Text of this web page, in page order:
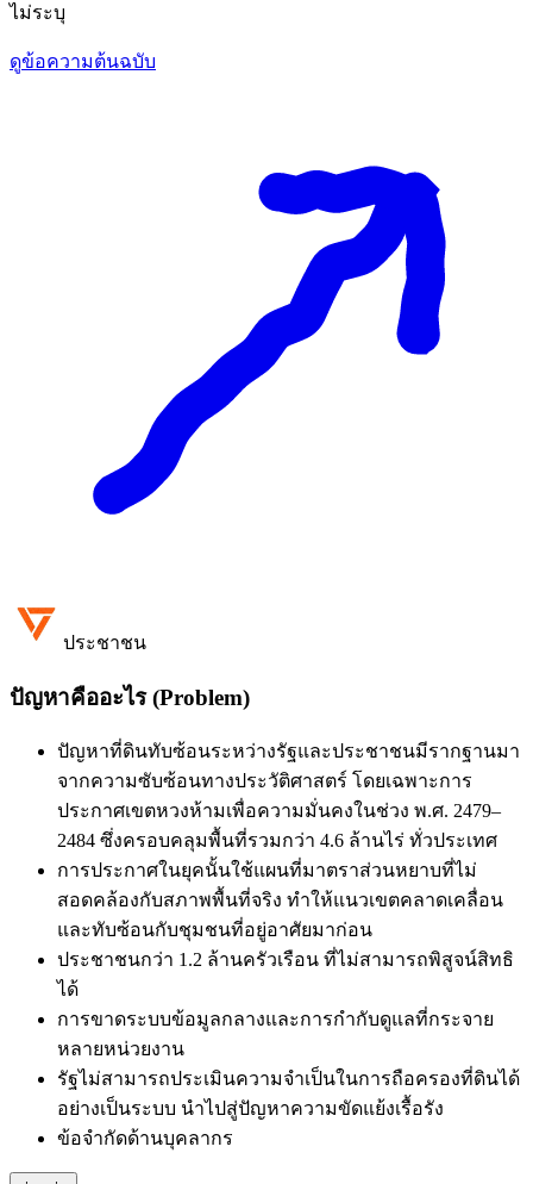
ไม่ระบุ
ดูข้อความต้นฉบับ
ประชาชน
ปัญหาคืออะไร (Problem)
ปัญหาที่ดินทับซ้อนระหว่างรัฐและประชาชนมีรากฐานมา
จากความซับซ้อนทางประวัติศาสตร์ โดยเฉพาะการ
ประกาศเขตหวงห้ามเพื่อความมั่นคงในช่วง พ.ศ. 2479–
2484 ซึ่งครอบคลุมพื้นที่รวมกว่า 4.6 ล้านไร่ ทั่วประเทศ
การประกาศในยุคนั้นใช้แผนที่มาตราส่วนหยาบที่ไม่
สอดคล้องกับสภาพพื้นที่จริง ทำให้แนวเขตคลาดเคลื่อน
และทับซ้อนกับชุมชนที่อยู่อาศัยมาก่อน
ประชาชนกว่า 1.2 ล้านครัวเรือน ที่ไม่สามารถพิสูจน์สิทธิ
ได้
การขาดระบบข้อมูลกลางและการกำกับดูแลที่กระจาย
หลายหน่วยงาน
รัฐไม่สามารถประเมินความจำเป็นในการถือครองที่ดินได้
อย่างเป็นระบบ นำไปสู่ปัญหาความขัดแย้งเรื้อรัง
ข้อจำกัดด้านบุคลากร